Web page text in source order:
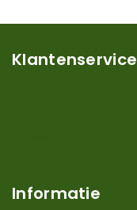
Klantenservice
Informatie